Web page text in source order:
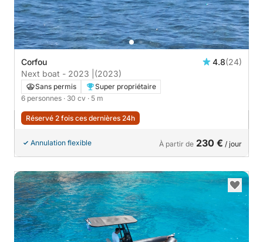
Corfou 4.8(24)
Next boat - 2023 | (2023)
Sans permis
Super propriétaire
6 personnes · 30 cv · 5 m
Réservé 2 fois ces dernières 24h
Annulation flexible À partir de 230 € / jour